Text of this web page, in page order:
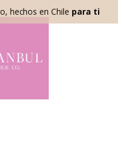
hechos en Chile para ti